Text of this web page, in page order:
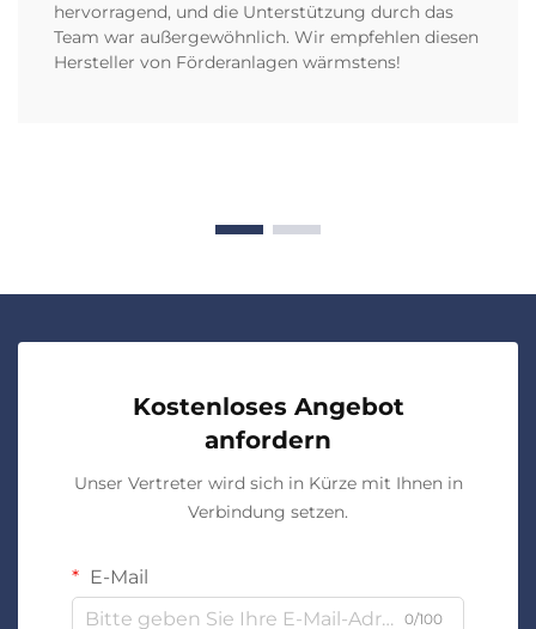
hervorragend, und die Unterstützung durch das
Team war außergewöhnlich. Wir empfehlen diesen
Hersteller von Förderanlagen wärmstens!
Kostenloses Angebot
anfordern
Unser Vertreter wird sich in Kürze mit Ihnen in
Verbindung setzen.
E-Mail
0/100